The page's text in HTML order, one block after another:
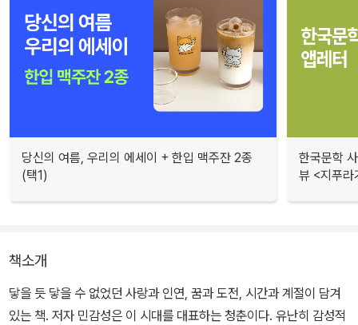
당신의 여름, 우리의 에세이 + 한입 맥주잔 2종
(택1)
한국문학
뷰 <지푸라
책소개
닿을 듯 닿을 수 없었던 사랑과 인연, 꿈과 도전, 시간과 계절이 담겨
있는 책. 저자 민감성은 이 시대를 대표하는 청춘이다. 유난히 감성적